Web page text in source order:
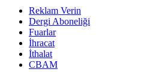
Reklam Verin
Dergi Aboneliği
Fuarlar
İhracat
İthalat
CBAM